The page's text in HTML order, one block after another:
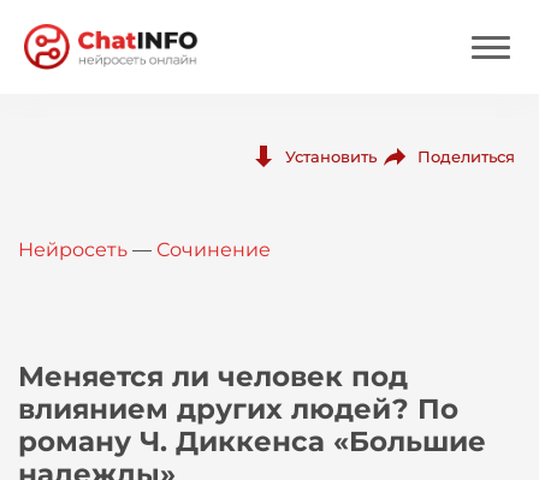
Вход
Установить Поделиться
Нейросеть — Сочинение
Меняется ли человек под
влиянием других людей? По
роману Ч. Диккенса «Большие